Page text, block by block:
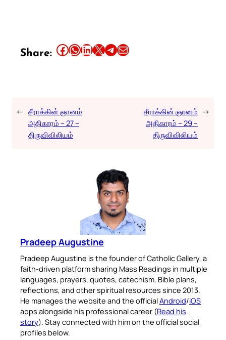
Share: Share this article on Facebook Share this article on WhatsApp Share this article on LinkedIn Share this article on X Share this article on TelegramEmail this Article
← சீராக்கின் ஞானம்
அதிகாரம் – 27 –
திருவிவிலியம்
சீராக்கின் ஞானம்
அதிகாரம் – 29 –
திருவிவிலியம்
→
Pradeep Augustine
Pradeep Augustine is the founder of Catholic Gallery, a
faith-driven platform sharing Mass Readings in multiple
languages, prayers, quotes, catechism, Bible plans,
reflections, and other spiritual resources since 2013.
He manages the website and the officialAndroid/iOS
apps alongside his professional career (Read his
story). Stay connected with him on the official social
profiles below.